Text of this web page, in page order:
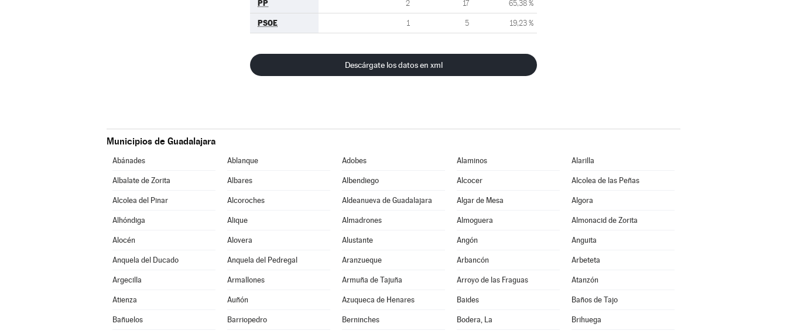
PP 2 17 65,38 %
PSOE 1 5 19,23 %
Descárgate los datos en xml
Municipios de Guadalajara
Abánades Ablanque Adobes Alaminos Alarilla
Albalate de Zorita Albares Albendiego Alcocer Alcolea de las Peñas
Alcolea del Pinar Alcoroches Aldeanueva de Guadalajara Algar de Mesa Algora
Alhóndiga Alique Almadrones Almoguera Almonacid de Zorita
Alocén Alovera Alustante Angón Anguita
Anquela del Ducado Anquela del Pedregal Aranzueque Arbancón Arbeteta
Argecilla Armallones Armuña de Tajuña Arroyo de las Fraguas Atanzón
Atienza Auñón Azuqueca de Henares Baides Baños de Tajo
Bañuelos Barriopedro Berninches Bodera, La Brihuega